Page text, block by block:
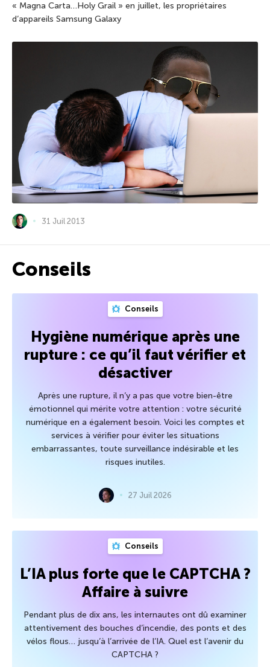
« Magna Carta…Holy Grail » en juillet, les propriétaires
d’appareils Samsung Galaxy
31 Juil 2013
Conseils
Conseils
Hygiène numérique après une
rupture : ce qu’il faut vérifier et
désactiver
Après une rupture, il n’y a pas que votre bien-être
émotionnel qui mérite votre attention : votre sécurité
numérique en a également besoin. Voici les comptes et
services à vérifier pour éviter les situations
embarrassantes, toute surveillance indésirable et les
risques inutiles.
27 Juil 2026
Conseils
L’IA plus forte que le CAPTCHA ?
Affaire à suivre
Pendant plus de dix ans, les internautes ont dû examiner
attentivement des bouches d’incendie, des ponts et des
vélos flous… jusqu’à l’arrivée de l’IA. Quel est l’avenir du
CAPTCHA ?